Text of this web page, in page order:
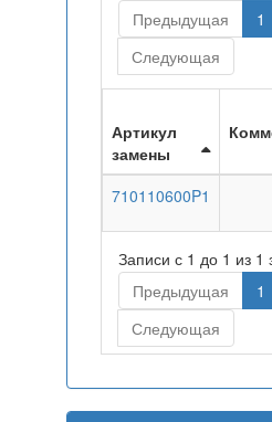
Предыдущая
1
Следующая
Артикул
замены
710110600P1
Записи с 1 до 1 из 1
Предыдущая
1
Следующая